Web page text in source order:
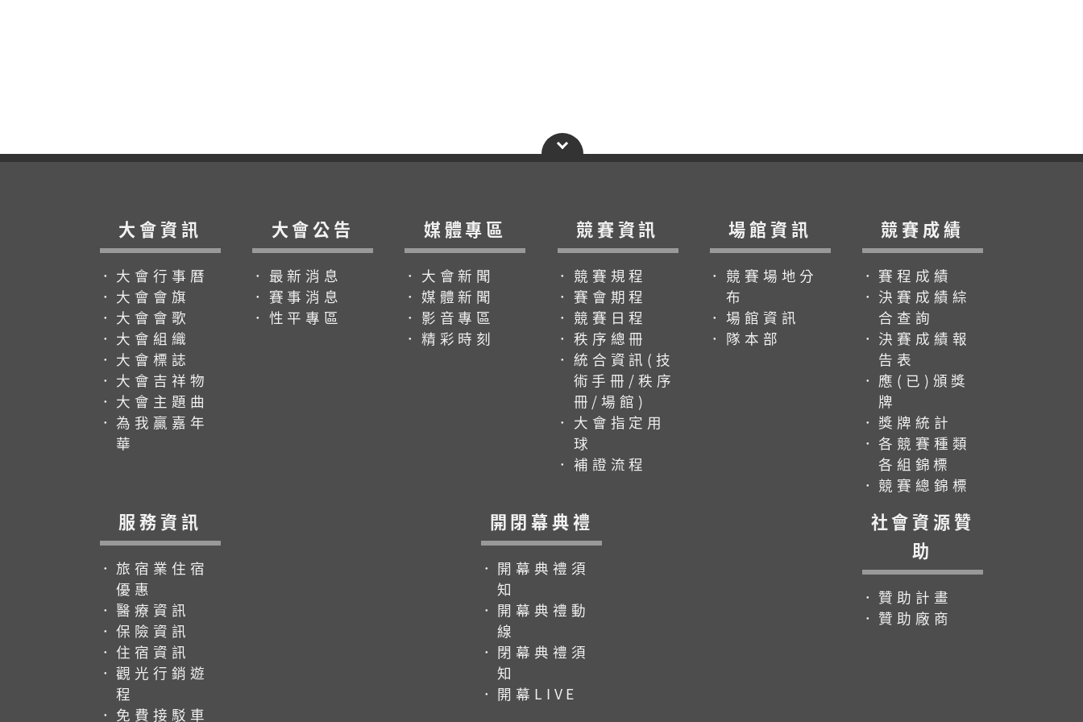
大會資訊
．大會行事曆
．大會會旗
．大會會歌
．大會組織
．大會標誌
．大會吉祥物
．大會主題曲
．為我贏嘉年
華
大會公告
．最新消息
．賽事消息
．性平專區
媒體專區
．大會新聞
．媒體新聞
．影音專區
．精彩時刻
競賽資訊
．競賽規程
．賽會期程
．競賽日程
．秩序總冊
．統合資訊(技
術手冊/秩序
冊/場館)
．大會指定用
球
．補證流程
場館資訊
．競賽場地分
布
．場館資訊
．隊本部
競賽成績
．賽程成績
．決賽成績綜
合查詢
．決賽成績報
告表
．應(已)頒獎
牌
．獎牌統計
．各競賽種類
各組錦標
．競賽總錦標
服務資訊
．旅宿業住宿
優惠
．醫療資訊
．保險資訊
．住宿資訊
．觀光行銷遊
程
．免費接駁車
開閉幕典禮
．開幕典禮須
知
．開幕典禮動
線
．閉幕典禮須
知
．開幕LIVE
社會資源贊
助
．贊助計畫
．贊助廠商